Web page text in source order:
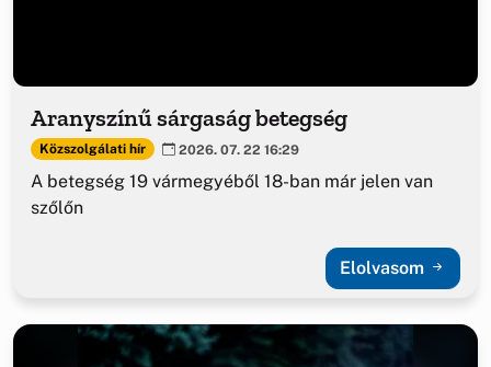
Aranyszínű sárgaság betegség
Közszolgálati hír 2026. 07. 22 16:29
A betegség 19 vármegyéből 18-ban már jelen van
szőlőn
Elolvasom